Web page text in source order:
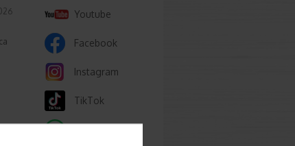
Youtube
Facebook
Instagram
TikTok